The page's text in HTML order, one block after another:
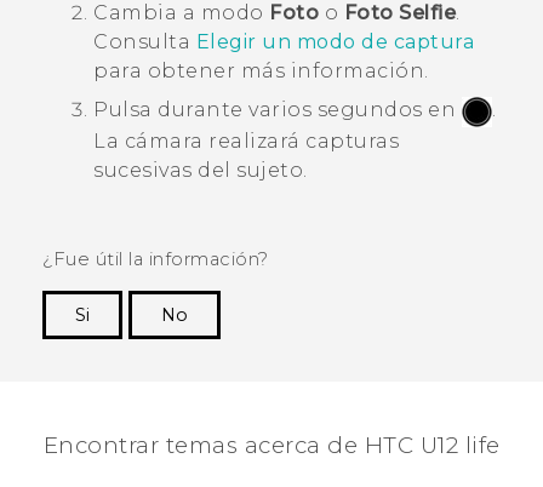
Cambia a modo Foto o Foto Selfie.
Consulta Elegir un modo de captura
para obtener más información.
Pulsa durante varios segundos en
.
La cámara realizará capturas
sucesivas del sujeto.
¿Fue útil la información?
Si
No
Encontrar temas acerca de HTC U12 life